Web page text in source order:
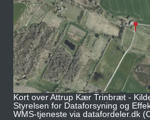
Kort over Attrup Kær Trinbræt -
Styrelsen for Dataforsyning og
WMS-tjeneste via datafordeler.dk